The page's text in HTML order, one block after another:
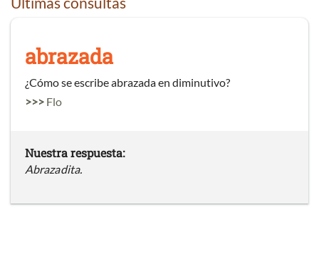
abrazada
¿Cómo se escribe abrazada en diminutivo?
>>> Flo
Nuestra respuesta:
Abrazadita.